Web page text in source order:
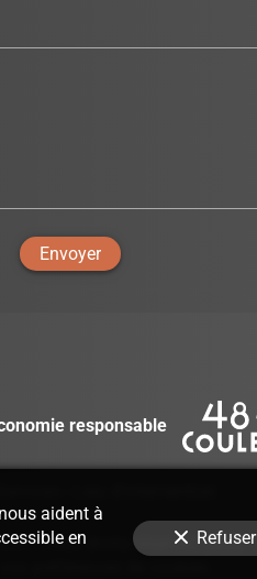
Envoyer
responsable
—Tous droits réservés 2026—
aident à
en
Refuser